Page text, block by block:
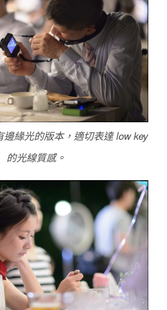
邊緣光的版本，適切表達 low key
的光線質感。